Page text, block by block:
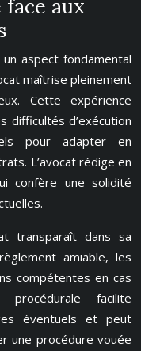
aux
aspect fondamental
maîtrise pleinement
Cette expérience
difficultés d’exécution
pour adapter en
L’avocat rédige en
confère une solidité
transparaît dans sa
amiable, les
compétentes en cas
facilite
éventuels et peut
une procédure vouée